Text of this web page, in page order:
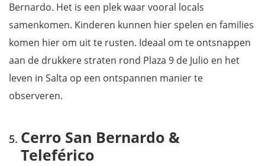
Bernardo. Het is een plek waar vooral locals
samenkomen. Kinderen kunnen hier spelen en families
komen hier om uit te rusten. Ideaal om te ontsnappen
aan de drukkere straten rond Plaza 9 de Julio en het
leven in Salta op een ontspannen manier te
observeren.
Cerro San Bernardo &
Teleférico